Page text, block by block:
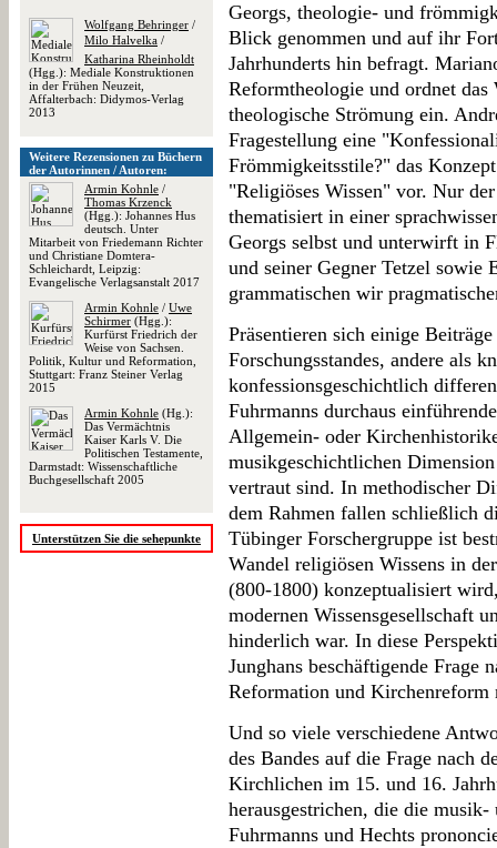
Wolfgang Behringer /
Milo Halvelka /
Katharina Rheinholdt
(Hgg.): Mediale Konstruktionen
in der Frühen Neuzeit,
Affalterbach: Didymos-Verlag
2013
Weitere Rezensionen zu Büchern
der Autorinnen / Autoren:
Armin Kohnle /
Thomas Krzenck
(Hgg.): Johannes Hus
deutsch. Unter
Mitarbeit von Friedemann Richter
und Christiane Domtera-
Schleichardt, Leipzig:
Evangelische Verlagsanstalt 2017
Armin Kohnle / Uwe
Schirmer (Hgg.):
Kurfürst Friedrich der
Weise von Sachsen.
Politik, Kultur und Reformation,
Stuttgart: Franz Steiner Verlag
2015
Armin Kohnle (Hg.):
Das Vermächtnis
Kaiser Karls V. Die
Politischen Testamente,
Darmstadt: Wissenschaftliche
Buchgesellschaft 2005
Unterstützen Sie die sehepunkte
Georgs, theologie- und
Blick genommen und auf ihr
Jahrhunderts hin befragt.
Reformtheologie und ordnet
theologische Strömung ein.
Fragestellung eine
Frömmigkeitsstile?" das
"Religiöses Wissen" vor. Nur
thematisiert in einer
Georgs selbst und unterwirft in
und seiner Gegner Tetzel sowie
grammatischen wir
Präsentieren sich einige
Forschungsstandes, andere als
konfessionsgeschichtlich
Fuhrmanns durchaus
Allgemein- oder
musikgeschichtlichen
vertraut sind. In methodischer
dem Rahmen fallen schließlich
Tübinger Forschergruppe ist
Wandel religiösen Wissens in
(800-1800) konzeptualisiert
modernen Wissensgesellschaft
hinderlich war. In diese
Junghans beschäftigende Frage
Reformation und Kirchenreform
Und so viele verschiedene
des Bandes auf die Frage nach
Kirchlichen im 15. und 16.
herausgestrichen, die die
Fuhrmanns und Hechts